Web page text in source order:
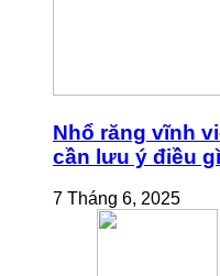
Nhổ răng vĩnh
cần lưu ý điều
7 Tháng 6, 2025